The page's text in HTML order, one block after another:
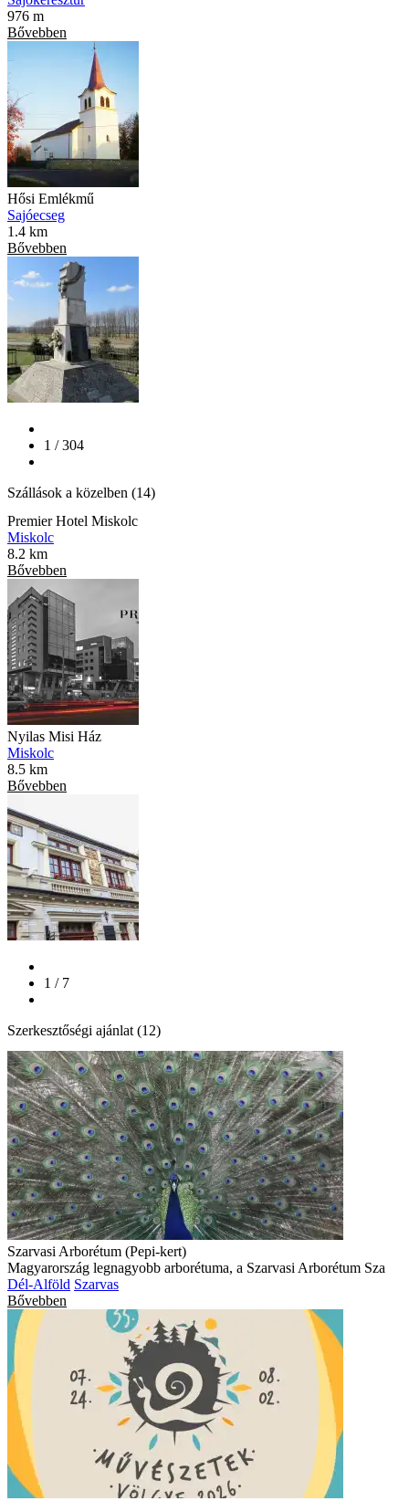
976 m
Bővebben
Hősi Emlékmű
Sajóecseg
1.4 km
Bővebben
1 / 304
Szállások a közelben (14)
Premier Hotel Miskolc
Miskolc
8.2 km
Bővebben
Nyilas Misi Ház
Miskolc
8.5 km
Bővebben
1 / 7
Szerkesztőségi ajánlat (12)
Szarvasi Arborétum (Pepi-kert)
Magyarország legnagyobb arborétuma, a Szarvasi Arborétum Sza
Dél-Alföld Szarvas
Bővebben